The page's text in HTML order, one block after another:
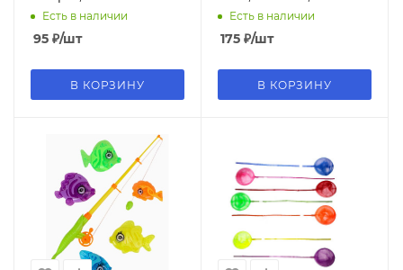
Есть в наличии
95 ₽/шт
В КОРЗИНУ
Есть в наличии
175 ₽/шт
В КОРЗИНУ